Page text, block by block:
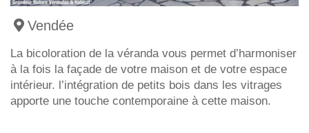
Vendée
La bicoloration de la véranda vous permet d’harmoniser
à la fois la façade de votre maison et de votre espace
intérieur. l’intégration de petits bois dans les vitrages
apporte une touche contemporaine à cette maison.